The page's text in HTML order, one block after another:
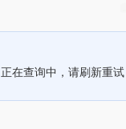
正在查询中，请刷新重试